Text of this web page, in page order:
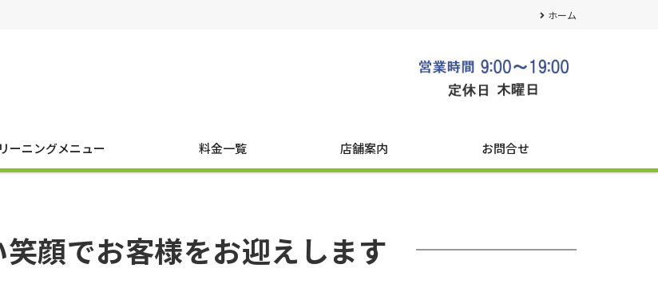
ホーム
ーニングメニュー 料金一覧 店舗案内 お問合せ
顔でお客様をお迎えします